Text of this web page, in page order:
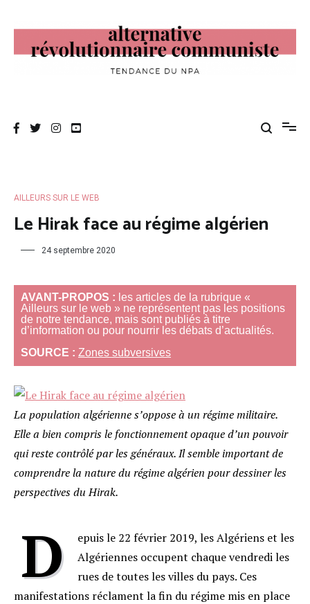
contenu
AILLEURS SUR LE WEB
Le Hirak face au régime algérien
24 septembre 2020
AVANT-PROPOS : les articles de la rubrique «
Ailleurs sur le web » ne représentent pas les positions
de notre tendance, mais sont publiés à titre
d’information ou pour nourrir les débats d’actualités.
SOURCE : Zones subversives
La population algérienne s’oppose à un régime militaire.
Elle a bien compris le fonctionnement opaque d’un pouvoir
qui reste contrôlé par les généraux. Il semble important de
comprendre la nature du régime algérien pour dessiner les
perspectives du Hirak.
D
epuis le 22 février 2019, les Algériens et les
Algériennes occupent chaque vendredi les
rues de toutes les villes du pays. Ces
manifestations réclament la fin du régime mis en place